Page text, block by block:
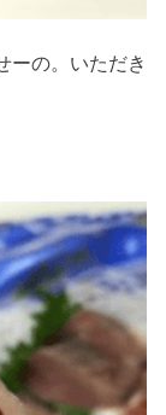
ーの。いただき